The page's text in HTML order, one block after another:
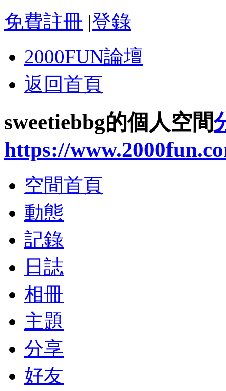
免費註冊 |登錄
2000FUN論壇
返回首頁
sweetiebbg的個人空間
https://
空間首頁
動態
記錄
日誌
相冊
主題
分享
好友